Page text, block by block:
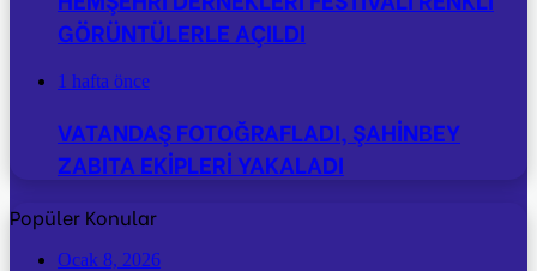
GÖRÜNTÜLERLE AÇILDI
1 hafta önce
VATANDAŞ FOTOĞRAFLADI, ŞAHİNBEY
ZABITA EKİPLERİ YAKALADI
Popüler Konular
Ocak 8, 2026